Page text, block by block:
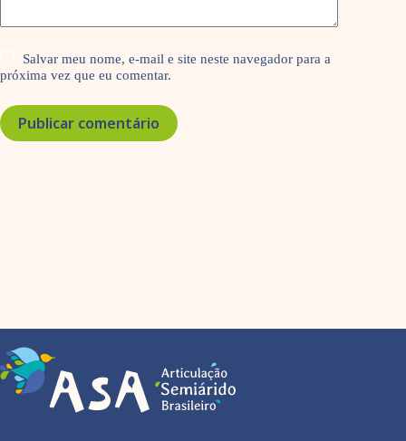
Salvar meu nome, e-mail e site neste navegador para a
próxima vez que eu comentar.
Publicar comentário